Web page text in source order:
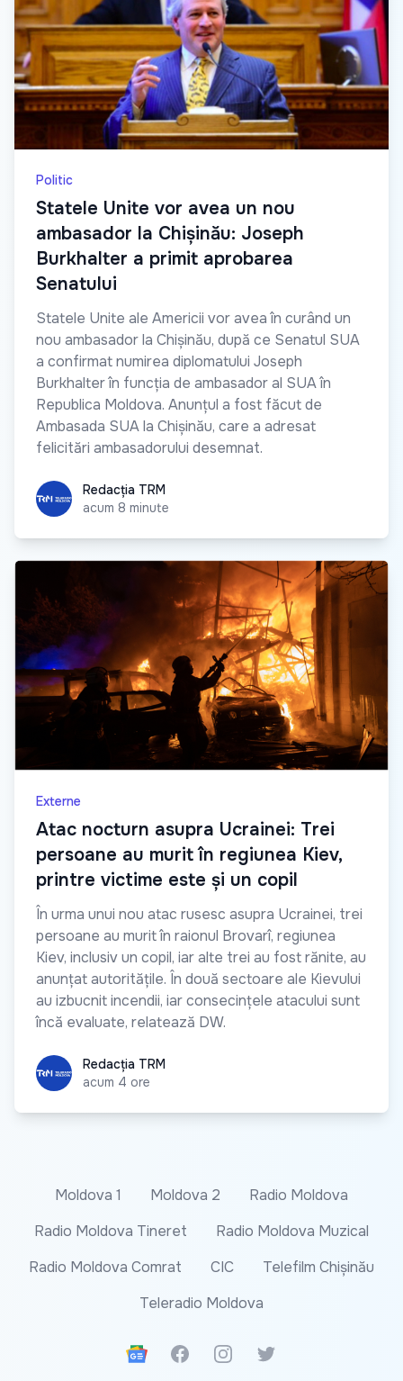
Politic
Statele Unite vor avea un nou
ambasador la Chișinău: Joseph
Burkhalter a primit aprobarea
Senatului
Statele Unite ale Americii vor avea în curând un
nou ambasador la Chișinău, după ce Senatul SUA
a confirmat numirea diplomatului Joseph
Burkhalter în funcția de ambasador al SUA în
Republica Moldova. Anunțul a fost făcut de
Ambasada SUA la Chișinău, care a adresat
felicitări ambasadorului desemnat.
Redacția TRM
Redacția TRM
acum 8 minute
Externe
Atac nocturn asupra Ucrainei: Trei
persoane au murit în regiunea Kiev,
printre victime este și un copil
În urma unui nou atac rusesc asupra Ucrainei, trei
persoane au murit în raionul Brovarî, regiunea
Kiev, inclusiv un copil, iar alte trei au fost rănite, au
anunțat autoritățile. În două sectoare ale Kievului
au izbucnit incendii, iar consecințele atacului sunt
încă evaluate, relatează DW.
Redacția TRM
Redacția TRM
acum 4 ore
Moldova 1 Moldova 2
Radio Moldova
Radio Moldova Tineret
Radio Moldova Muzical
Radio Moldova Comrat
CIC
Telefilm Chișinău
Teleradio Moldova
Google News
FacebookInstagramTwitter